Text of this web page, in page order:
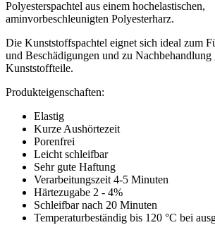
Polyesterspachtel aus einem hochelastischen,
aminvorbeschleunigten Polyesterharz.
Die Kunststoffspachtel eignet sich ideal zum
und Beschädigungen und zu Nachbehandlung
Kunststoffteile.
Produkteigenschaften:
Elastig
Kurze Aushörtezeit
Porenfrei
Leicht schleifbar
Sehr gute Haftung
Verarbeitungszeit 4-5 Minuten
Härtezugabe 2 - 4%
Schleifbar nach 20 Minuten
Temperaturbeständig bis 120 °C bei